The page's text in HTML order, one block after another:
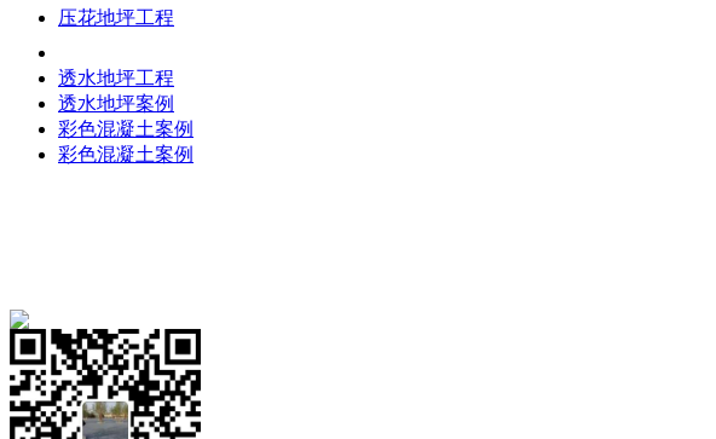
压花地坪工程
透水地坪工程
透水地坪案例
彩色混凝土案例
彩色混凝土案例